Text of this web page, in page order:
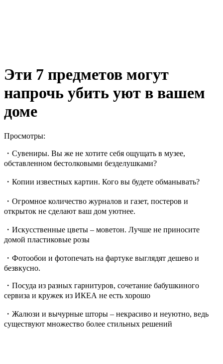
Эти 7 предметов могут
напрочь убить уют в вашем
доме
Просмотры:
・Сувениры. Вы же не хотите себя ощущать в музее,
обставленном бестолковыми безделушками?
・Копии известных картин. Кого вы будете обманывать?
・Огромное количество журналов и газет, постеров и
открыток не сделают ваш дом уютнее.
・Искусственные цветы – моветон. Лучше не приносите
домой пластиковые розы
・Фотообои и фотопечать на фартуке выглядят дешево и
безвкусно.
・Посуда из разных гарнитуров, сочетание бабушкиного
сервиза и кружек из ИКЕА не есть хорошо
・Жалюзи и вычурные шторы – некрасиво и неуютно, ведь
существуют множество более стильных решений